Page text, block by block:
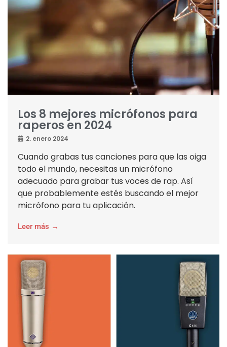
Los 8 mejores micrófonos para
raperos en 2024
2. enero 2024
Cuando grabas tus canciones para que las oiga
todo el mundo, necesitas un micrófono
adecuado para grabar tus voces de rap. Así
que probablemente estés buscando el mejor
micrófono para tu aplicación.
Leer más →